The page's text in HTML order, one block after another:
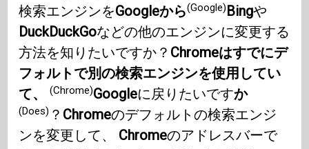
検索エンジンをGoogleから(Google)Bingや
DuckDuckGoなどの他のエンジンに変更する
方法を知りたいですか？ Chromeはすでにデ
フォルトで別の検索エンジンを使用してい
て、(Chrome)Googleに戻りたいですか
(Does) ？ Chromeのデフォルトの検索エンジ
ンを変更して、 Chromeのアドレスバーで